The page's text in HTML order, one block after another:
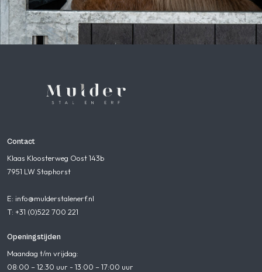
Contact
Klaas Kloosterweg Oost 143b
7951 LW Staphorst
E: info@mulderstalenerf.nl
T: +31 (0)522 700 221
Openingstijden
Maandag t/m vrijdag:
08:00 – 12:30 uur - 13:00 – 17:00 uur